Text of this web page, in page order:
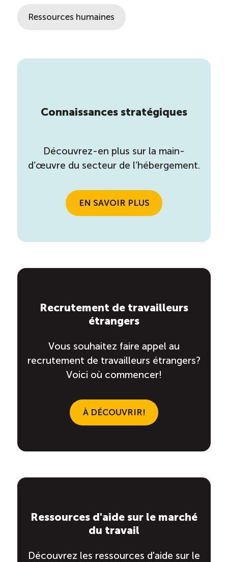
Ressources humaines
Connaissances stratégiques
Découvrez-en plus sur la main-
d’œuvre du secteur de l’hébergement.
EN SAVOIR PLUS
Recrutement de travailleurs
étrangers
Vous souhaitez faire appel au
recrutement de travailleurs étrangers?
Voici où commencer!
À DÉCOUVRIR!
Ressources d'aide sur le marché
du travail
Découvrez les ressources d'aide sur le